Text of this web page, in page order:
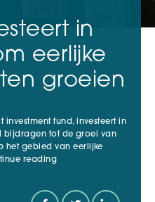
in
eerlijke
groeien
investment fund, investeert in
bijdragen tot de groei van
het gebied van eerlijke
reading“Change
Ethiquable